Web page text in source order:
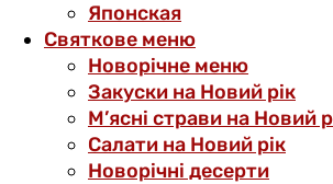
Японская
Святкове меню
Новорічне меню
Закуски на Новий рік
М’ясні страви на Новий
Салати на Новий рік
Новорічні десерти